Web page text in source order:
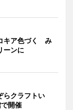
キア色づく み
ーンに
らクラフトい
開催